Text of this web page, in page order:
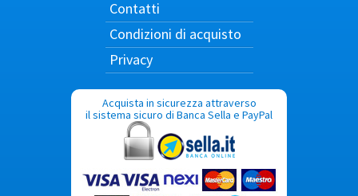
Contatti
Condizioni di acquisto
Privacy
Acquista in sicurezza attraverso
il sistema sicuro di Banca Sella e PayPal